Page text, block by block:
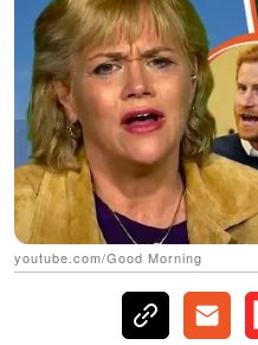
youtube.com/Good Morning